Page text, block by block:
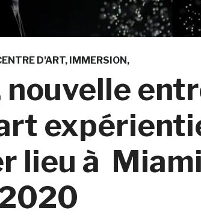
D'ART IMMERSION
nouvelle
lieu à